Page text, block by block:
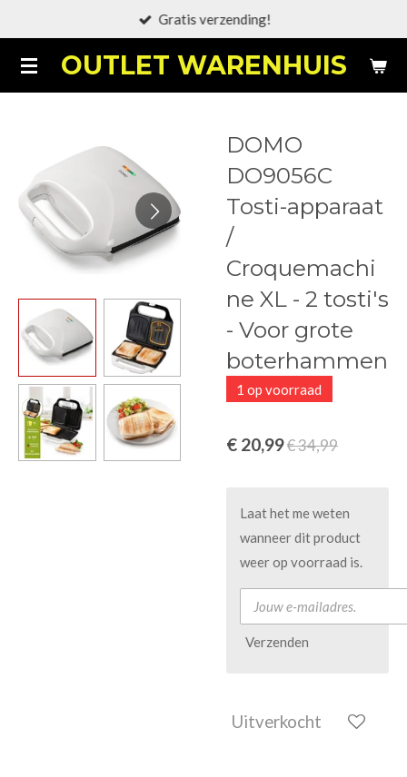
naar
de
OUTLET WARENHUIS
Gratis verzending!
DOMO
DO9056C
Tosti-apparaat
/
Croquemachi
ne XL - 2 tosti's
- Voor grote
boterhammen
1 op voorraad
€ 20,99€ 34,99
Laat het me weten
wanneer dit product
weer op voorraad is.
Verzenden
Uitverkocht